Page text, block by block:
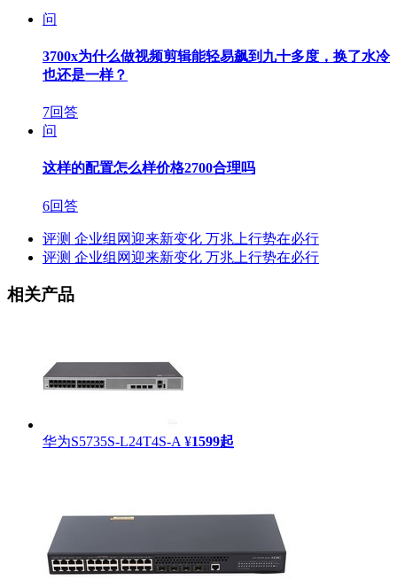
问
3700x为什么做视频剪辑能轻易飙到九十多度，换了水冷
也还是一样？
7回答
问
这样的配置怎么样价格2700合理吗
6回答
评测 企业组网迎来新变化 万兆上行势在必行
评测 企业组网迎来新变化 万兆上行势在必行
相关产品
华为S5735S-L24T4S-A ¥1599起